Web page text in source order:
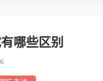
哪些区别